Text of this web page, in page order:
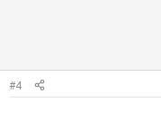
#4